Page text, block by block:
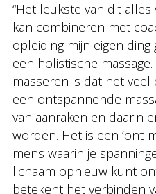
“Het leukste van dit alles
kan combineren met
opleiding mijn eigen
een holistische
masseren is dat het
een ontspannende
van aanraken en daarin
worden. Het is een ‘ont-
mens waarin je
lichaam opnieuw kunt
betekent het verbinden